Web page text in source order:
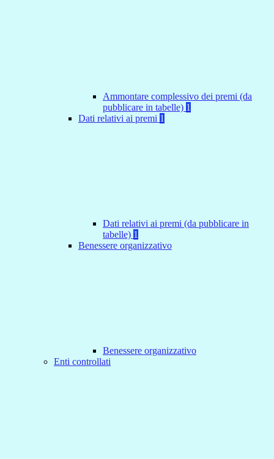
Ammontare complessivo dei premi (da
pubblicare in tabelle) 1
Dati relativi ai premi 1
Dati relativi ai premi (da pubblicare in
tabelle) 1
Benessere organizzativo
Benessere organizzativo
Enti controllati